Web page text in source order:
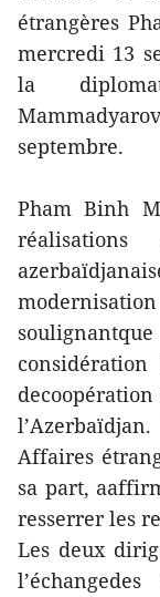
étrangères
mercredi 13
la
septembre.
Pham Binh
Affaires
sa part,
resserrer les
Les deux